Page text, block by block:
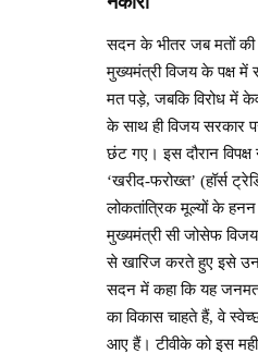
सदन के भीतर जब मतों की
मुख्यमंत्री विजय के पक्ष
मत पड़े, जबकि विरोध में
के साथ ही विजय सरकार
छंट गए। इस दौरान विपक्ष
‘खरीद-फरोख्त’ (हॉर्स
लोकतांत्रिक मूल्यों के हनन
मुख्यमंत्री सी जोसेफ
से खारिज करते हुए इसे
सदन में कहा कि यह जनमत
का विकास चाहते हैं, वे
आए हैं। टीवीके को इस